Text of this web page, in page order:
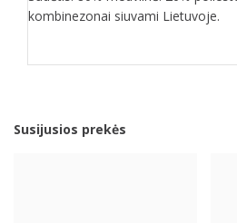
kombinezonai siuvami Lietuvoje.
Susijusios prekės